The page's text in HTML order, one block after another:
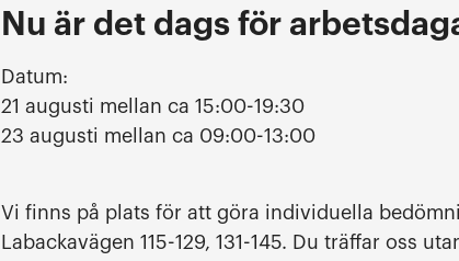
Nu är det dags för
Datum:
21 augusti mellan ca 15:00-19:30
23 augusti mellan ca 09:00-13:00
Vi finns på plats för att göra individuella
Labackavägen 115-129, 131-145. Du träffar oss